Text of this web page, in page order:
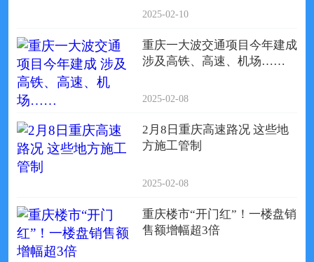
2025-02-10
重庆一大波交通项目今年建成
涉及高铁、高速、机场……
2025-02-08
2月8日重庆高速路况 这些地
方施工管制
2025-02-08
重庆楼市“开门红”！一楼盘销
售额增幅超3倍